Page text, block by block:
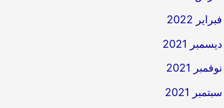
فبراير 2022
ديسمبر 2021
نوفمبر 2021
سبتمبر 2021